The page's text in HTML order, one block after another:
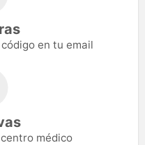
en tu email
médico